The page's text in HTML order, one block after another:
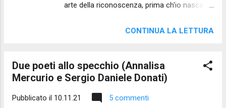
arte della riconoscenza, prima ch'io nasca a
CONTINUA LA LETTURA
Due poeti allo specchio (Annalisa
Mercurio e Sergio Daniele Donati)
Pubblicato il 10.11.21 5 commenti